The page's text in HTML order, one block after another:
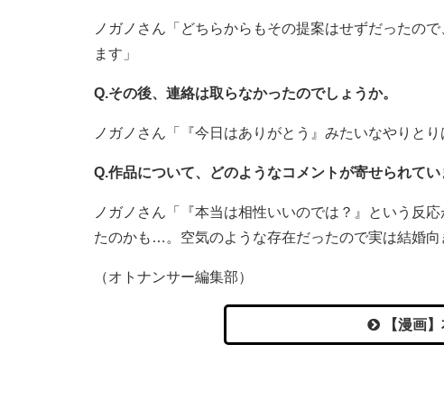
ノガノさん「どちらからもその提案はせずだったの
ます」
Q.その後、連絡は取らなかったのでしょうか。
ノガノさん「『今日はありがとう』みたいなやりと
Q.作品について、どのようなコメントが寄せられてい
ノガノさん「『本当は相性いいのでは？』という反
たのかも…。空気のような存在だったので実は結婚向
（オトナンサー編集部）
【漫画】